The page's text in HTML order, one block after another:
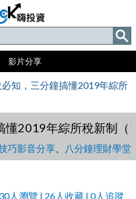
影片分享
知，三分鐘搞懂2019年綜所
懂2019年綜所稅新制（
巧影音分享、
八分鐘理財學堂
人瀏覽 | 26人收藏 | 0人追蹤